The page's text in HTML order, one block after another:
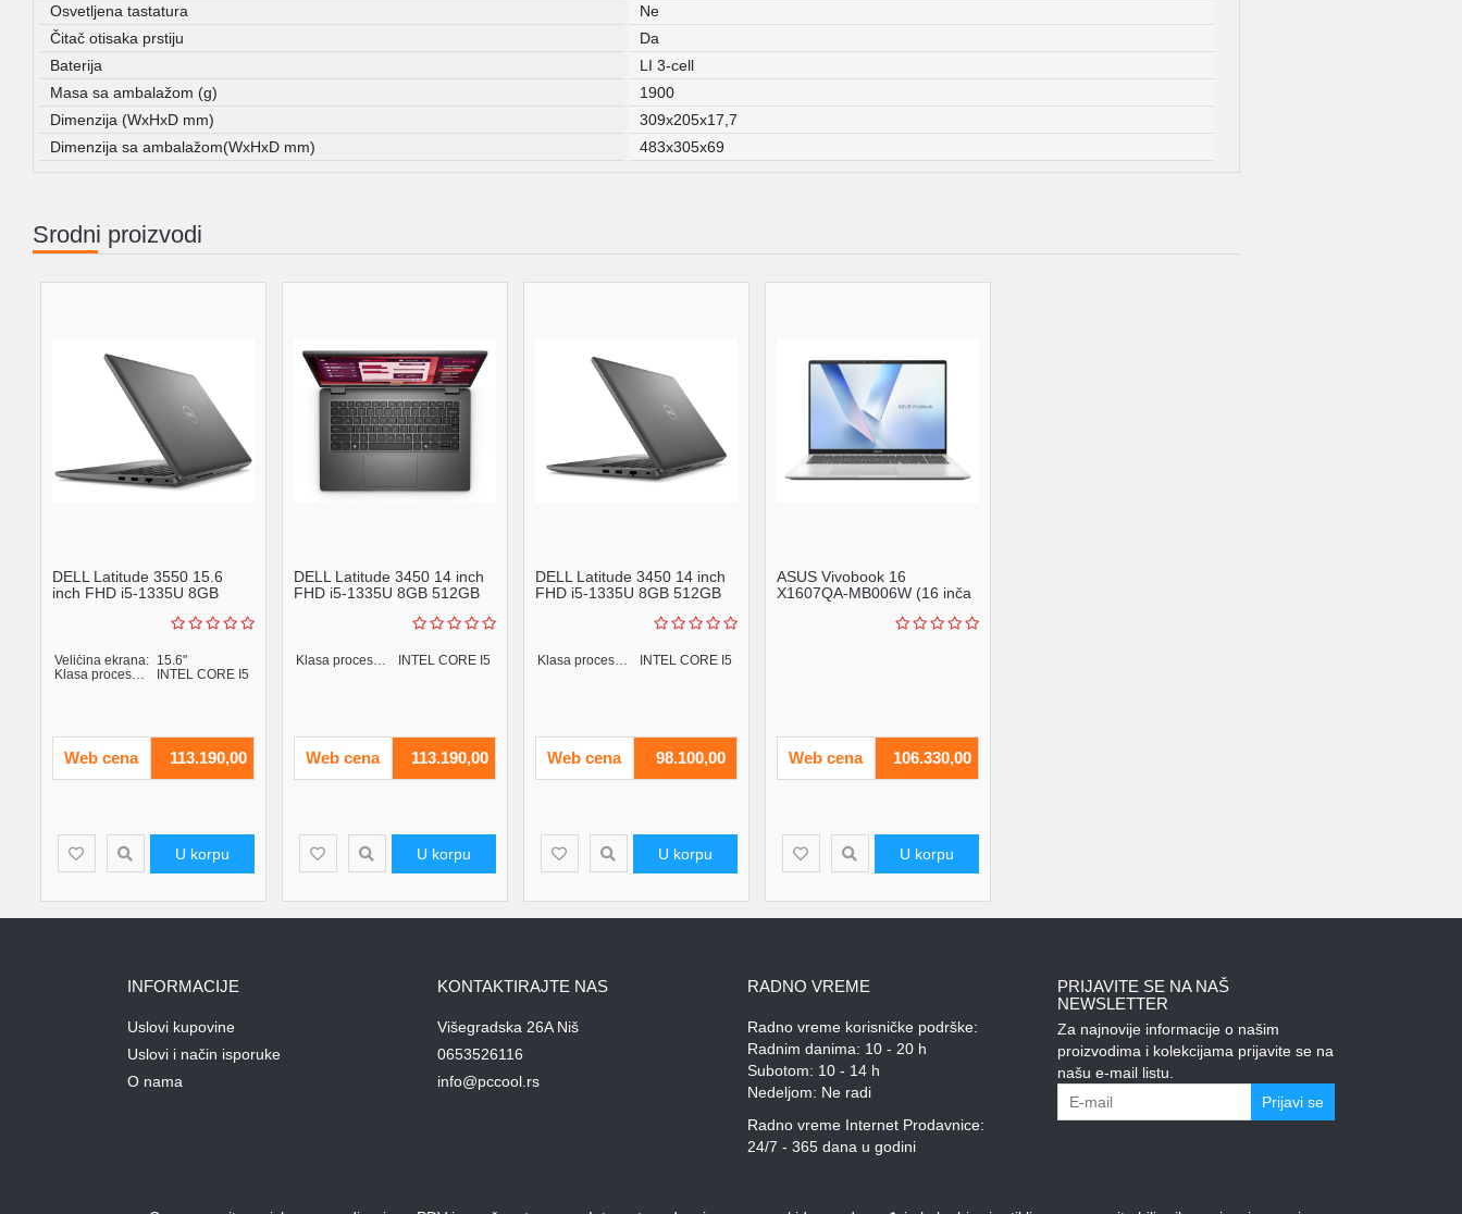
Osvetljena tastatura
Ne
Čitač otisaka prstiju
Da
Baterija
LI 3-cell
Masa sa ambalažom (g)
1900
Dimenzija (WxHxD mm)
309x205x17,7
Dimenzija sa ambalažom(WxHxD mm)
483x305x69
Srodni proizvodi
DELL Latitude 3550 15.6
inch FHD i5-1335U 8GB
Veličina ekrana: 15.6"
Klasa procesora:
INTEL CORE I5
Web cena 113.190,00
U korpu
DELL Latitude 3450 14 inch
FHD i5-1335U 8GB 512GB
Klasa procesora: INTEL CORE I5
Web cena 113.190,00
U korpu
DELL Latitude 3450 14 inch
FHD i5-1335U 8GB 512GB
Klasa procesora: INTEL CORE I5
Web cena 98.100,00
U korpu
ASUS Vivobook 16
X1607QA-MB006W (16 inča
Web cena 106.330,00
U korpu
INFORMACIJE
Uslovi kupovine
Uslovi i način isporuke
O nama
KONTAKTIRAJTE NAS
Višegradska 26A Niš
0653526116
info@pccool.rs
RADNO VREME
Radno vreme korisničke podrške:
Radnim danima: 10 - 20 h
Subotom: 10 - 14 h
Nedeljom: Ne radi
Radno vreme Internet Prodavnice:
24/7 - 365 dana u godini
PRIJAVITE SE NA NAŠ
NEWSLETTER
Za najnovije informacije o našim
proizvodima i kolekcijama prijavite se na
našu e-mail listu.
Prijavi se